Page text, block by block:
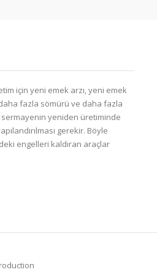
için yeni emek arzı, yeni emek
fazla sömürü ve daha fazla
sermayenin yeniden üretiminde
gerekir. Böyle
engelleri kaldıran araçlar